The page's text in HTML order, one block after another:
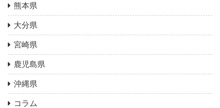
熊本県
大分県
宮崎県
鹿児島県
沖縄県
コラム